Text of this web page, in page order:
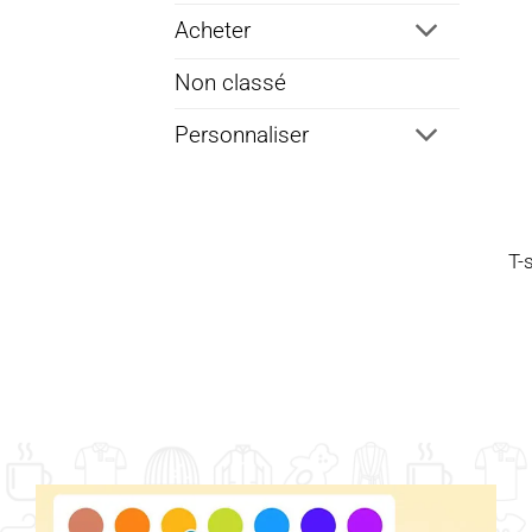
Acheter
Non classé
Personnaliser